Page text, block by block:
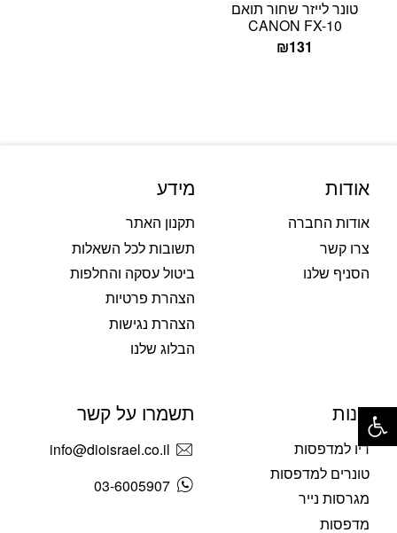
טונר לייזר שחור תואם
CANON FX-10
₪131
אודות
אודות החברה
צרו קשר
הסניף שלנו
מידע
תקנון האתר
תשובות לכל השאלות
ביטול עסקה והחלפות
הצהרת פרטיות
הצהרת נגישות
הבלוג שלנו
חנות
דיו למדפסות
טונרים למדפסות
מגרסות נייר
מדפסות
תשמרו על קשר
info@dioisrael.co.il
03-6005907
פתח סרגל נגישות